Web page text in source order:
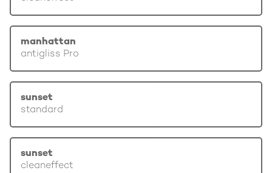
manhattan
antigliss Pro
sunset
standard
sunset
cleaneffect